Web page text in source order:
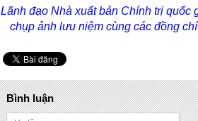
Lãnh đạo Nhà xuất bản Chính trị quốc
chụp ảnh lưu niệm cùng các đồng
Bình luận